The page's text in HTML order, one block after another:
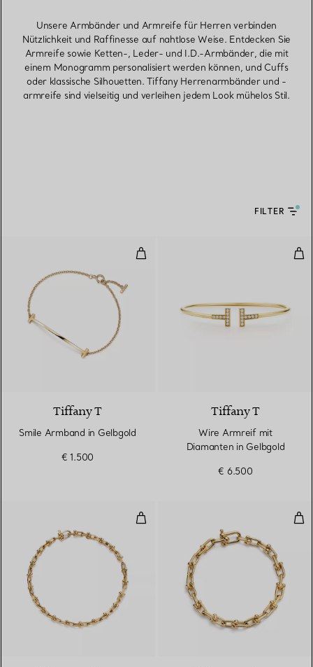
Unsere Armbänder und Armreife für Herren verbinden
Nützlichkeit und Raffinesse auf nahtlose Weise. Entdecken Sie
Armreife sowie Ketten-, Leder- und I.D.-Armbänder, die mit
einem Monogramm personalisiert werden können, und Cuffs
oder klassische Silhouetten. Tiffany Herrenarmbänder und -
armreife sind vielseitig und verleihen jedem Look mühelos Stil.
FILTER
Smile Armband in Gelbgold
Tiffany T
Smile Armband in Gelbgold
€ 1.500
Tiffany T
Wire Armreif mit
Diamanten in Gelbgold
€ 6.500
Schmales Gliederarmband in